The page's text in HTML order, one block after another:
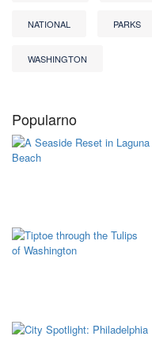
NATIONAL PARKS
WASHINGTON
Popularno